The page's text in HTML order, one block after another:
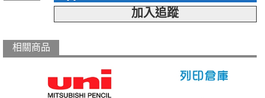
加入追蹤
相關商品